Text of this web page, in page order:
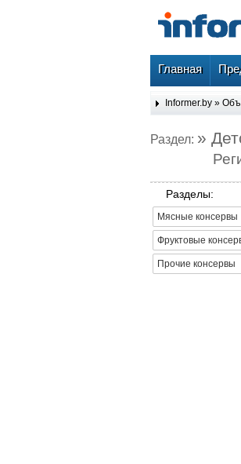
Главная
Informer.by »
Раздел: »
Разделы:
Мясные консервы
Фруктовые
Прочие консервы